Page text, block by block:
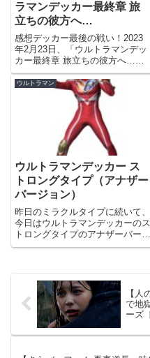
ラマンデッカー最終章 旅
立ちの彼方へ…
感想デッカー最後の戦い！2023
年2月23日、「ウルトラマンデッ
カー最終章 旅立ちの彼方へ…」
が劇場公開＆TSUBURAYA
IMAGINATIONでの配信開始とな
りました！デッカーが現行作品の
主役として活躍するのは、これが
最後。毎年恒例と...
ウルトラマン
ウルトラマンデッカー ス
トロングタイプ（アナザー
バージョン）
昨日のミラクルタイプに続いて、
今日はウルトラマンデッカーのス
トロングタイプのアナザーバージ
ョン。ミラクルタイプとは反対
べて銀の面積が多く、NEW
GENERATION DYNAとい...
【人
で地
ーズ